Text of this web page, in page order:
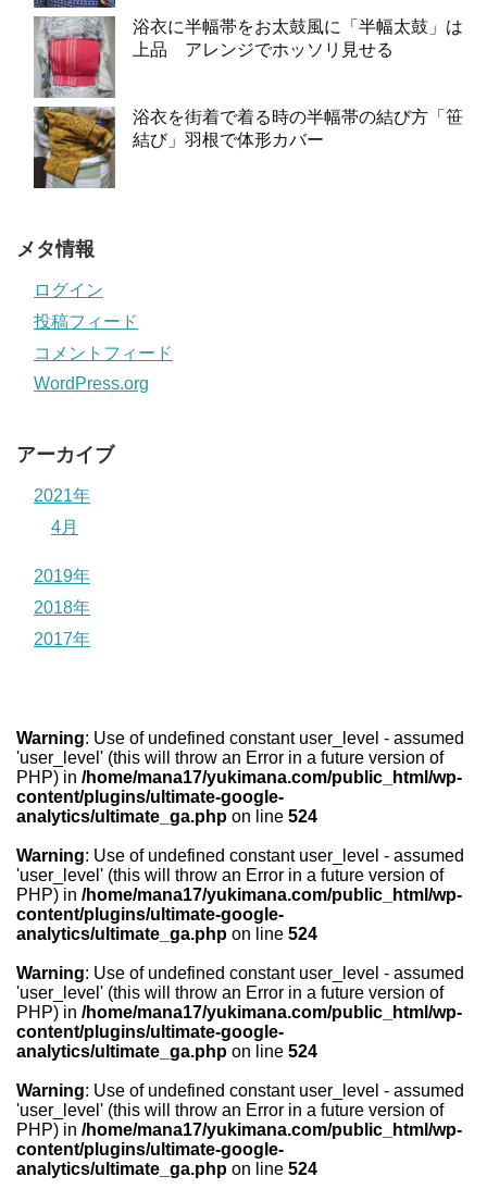
浴衣に半幅帯をお太鼓風に「半幅太鼓」は
上品 アレンジでホッソリ見せる
浴衣を街着で着る時の半幅帯の結び方「笹
結び」羽根で体形カバー
メタ情報
ログイン
投稿フィード
コメントフィード
WordPress.org
アーカイブ
2021年
4月
2019年
2018年
2017年
Warning: Use of undefined constant user_level - assumed
'user_level' (this will throw an Error in a future version of
PHP) in /home/mana17/yukimana.com/public_html/wp-
content/plugins/ultimate-google-
analytics/ultimate_ga.php on line 524
Warning: Use of undefined constant user_level - assumed
'user_level' (this will throw an Error in a future version of
PHP) in /home/mana17/yukimana.com/public_html/wp-
content/plugins/ultimate-google-
analytics/ultimate_ga.php on line 524
Warning: Use of undefined constant user_level - assumed
'user_level' (this will throw an Error in a future version of
PHP) in /home/mana17/yukimana.com/public_html/wp-
content/plugins/ultimate-google-
analytics/ultimate_ga.php on line 524
Warning: Use of undefined constant user_level - assumed
'user_level' (this will throw an Error in a future version of
PHP) in /home/mana17/yukimana.com/public_html/wp-
content/plugins/ultimate-google-
analytics/ultimate_ga.php on line 524